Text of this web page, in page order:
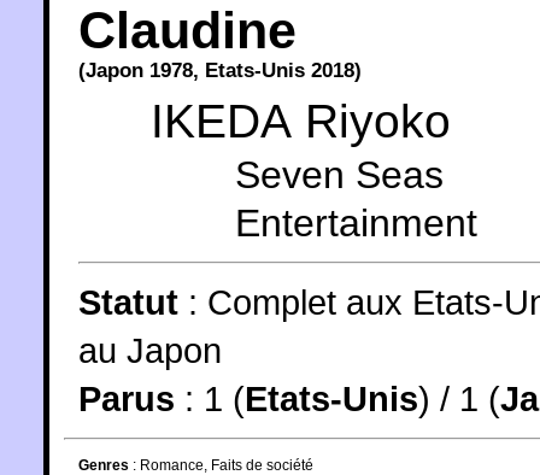
Claudine
(Japon 1978, Etats-Unis 2018)
IKEDA Riyoko
Seven Seas
Entertainment
Statut : Complet aux Etats-
au Japon
Parus : 1 (Etats-Unis) / 1 (
Genres : Romance Faits de société